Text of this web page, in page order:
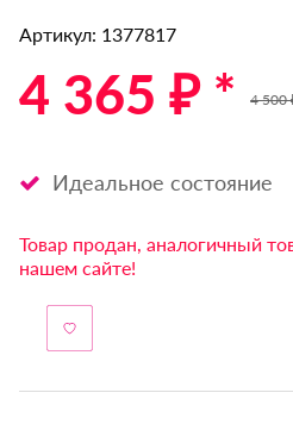
Артикул: 1377817
4 365 ₽ * 4 500
Идеальное состояние
Товар продан, аналогичный
нашем сайте!